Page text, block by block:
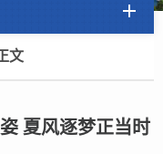
文
夏风逐梦正当时